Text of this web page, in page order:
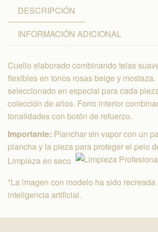
DESCRIPCIÓN
INFORMACIÓN ADICIONAL
Cuello elaborado combinando telas
flexibles en tonos rosas beige y
seleccionado en especial para cada
colección de años. Forro interior
tonalidades con botón de refuerzo.
Importante: Planchar sin vapor con un
plancha y la pieza para proteger el pelo
Limpieza en seco
*La imagen con modelo ha sido
inteligencia artificial.